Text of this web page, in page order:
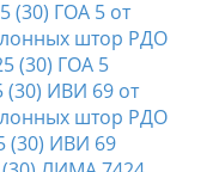
(30) ГОА 5
(30) ИВИ 69